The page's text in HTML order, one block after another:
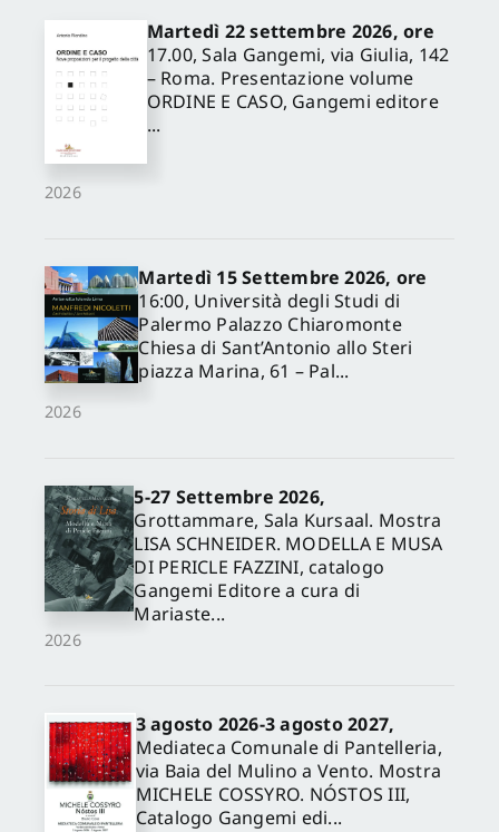
2026
Martedì 22 settembre 2026, ore
17.00, Sala Gangemi, via Giulia, 142
– Roma. Presentazione volume
ORDINE E CASO, Gangemi editore
...
2026
Martedì 15 Settembre 2026, ore
16:00, Università degli Studi di
Palermo Palazzo Chiaromonte
Chiesa di Sant’Antonio allo Steri
piazza Marina, 61 – Pal...
2026
5-27 Settembre 2026,
Grottammare, Sala Kursaal. Mostra
LISA SCHNEIDER. MODELLA E MUSA
DI PERICLE FAZZINI, catalogo
Gangemi Editore a cura di
Mariaste...
3 agosto 2026-3 agosto 2027,
Mediateca Comunale di Pantelleria,
via Baia del Mulino a Vento. Mostra
MICHELE COSSYRO. NÓSTOS III,
Catalogo Gangemi edi...